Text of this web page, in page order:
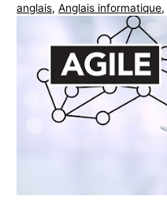
anglais,Anglais informatique
d